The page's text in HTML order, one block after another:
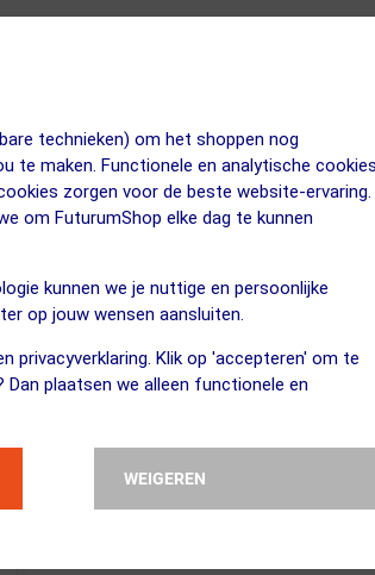
technieken) om het shoppen nog
te maken. Functionele en analytische cookies
zorgen voor de beste website-ervaring.
om FuturumShop elke dag te kunnen
kunnen we je nuttige en persoonlijke
op jouw wensen aansluiten.
privacyverklaring. Klik op 'accepteren' om te
Dan plaatsen we alleen functionele en
WEIGEREN